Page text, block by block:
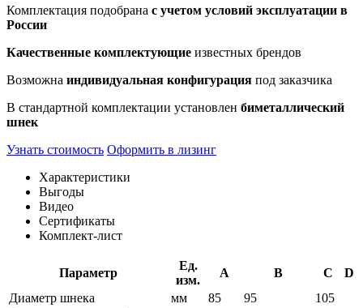
Комплектация подобрана с учетом условий эксплуатации в
России
Качественные комплектующие известных брендов
Возможна индивидуальная конфигурация под заказчика
В стандартной комплектации установлен биметаллический
шнек
Узнать стоимость Оформить в лизинг
Характеристики
Выгоды
Видео
Сертификаты
Комплект-лист
Параметр
Ед.
изм.
A B C
D
Диаметр шнека
мм 85 95
105